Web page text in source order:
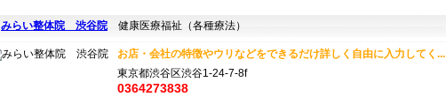
みらい整体院 渋谷院 健康医療福祉（各種療法）
お店・会社の特徴やウリなどをできるだけ詳しく自由に入力してく...
東京都渋谷区渋谷1-24-7-8f
0364273838